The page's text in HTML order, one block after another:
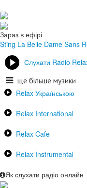
Зараз в ефірі
Sting La Belle Dame Sans
Слухати Radio
ще більше музики
Relax Українською
Relax International
Relax Cafe
Relax Instrumental
Як слухати радіо онлайн